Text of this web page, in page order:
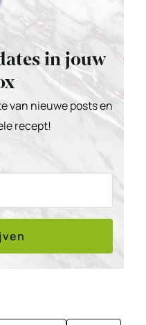
in jouw
van nieuwe posts en
recept!